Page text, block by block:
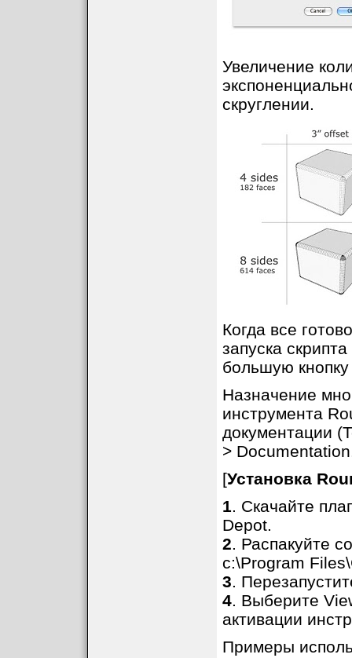
Увеличение
скруглении.
Когда все
запуска
большую кнопку
Назначение
инструмента
документации
>
[Установка
1. Скачайте
Depot.
2. Распакуйте
c:\Program
3.
4. Выберите
активации
Примеры